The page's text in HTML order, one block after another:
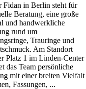
Fidan in Berlin steht für
Beratung, eine große
und handwerkliche
rund um
Trauringe und
Am Standort
Platz 1 im Linden-Center
das Team persönliche
mit einer breiten Vielfalt
Fassungen, ...